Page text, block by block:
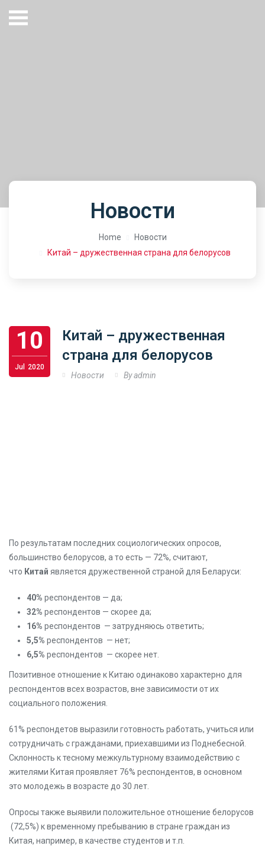
Новости
Home
Новости
Китай – дружественная страна для белорусов
10
Jul 2020
Китай – дружественная
страна для белорусов
Новости By admin
По результатам последних социологических опросов,
большинство белорусов, а то есть — 72%, считают,
что Китай является дружественной страной для Беларуси:
40% респондентов — да;
32% респондентов — скорее да;
16% респондентов — затрудняюсь ответить;
5,5% респондентов — нет;
6,5% респондентов — скорее нет.
Позитивное отношение к Китаю одинаково характерно для
респондентов всех возрастов, вне зависимости от их
социального положения.
61% респондетов выразили готовность работать, учиться или
сотрудничать с гражданами, приехавшими из Поднебесной.
Склонность к тесному межкультурному взаимодействию с
жителями Китая проявляет 76% респондентов, в основном
это молодежь в возрасте до 30 лет.
Опросы также выявили положительное отношение белорусов
(72,5%) к временному пребыванию в стране граждан из
Китая, например, в качестве студентов и т.п.